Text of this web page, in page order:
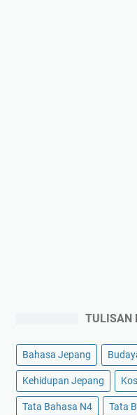
TULISAN
Bahasa Jepang
Kehidupan Jepang
Tata Bahasa N4 Tata